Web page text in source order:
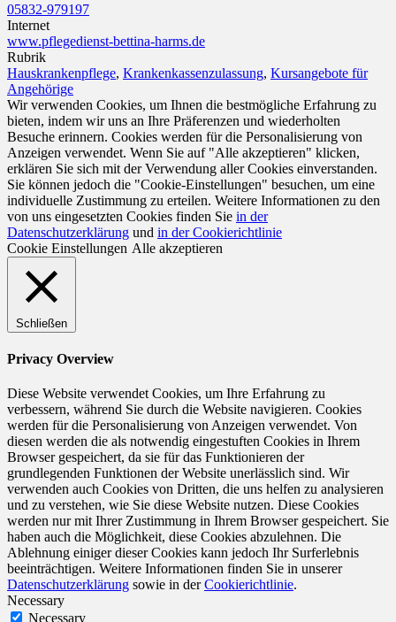
05832-979197
Internet
www.pflegedienst-bettina-harms.de
Rubrik
Hauskrankenpflege, Krankenkassenzulassung, Kursangebote für
Angehörige
Wir verwenden Cookies, um Ihnen die bestmögliche Erfahrung zu
bieten, indem wir uns an Ihre Präferenzen und wiederholten
Besuche erinnern. Cookies werden für die Personalisierung von
Anzeigen verwendet. Wenn Sie auf "Alle akzeptieren" klicken,
erklären Sie sich mit der Verwendung aller Cookies einverstanden.
Sie können jedoch die "Cookie-Einstellungen" besuchen, um eine
individuelle Zustimmung zu erteilen. Weitere Informationen zu den
von uns eingesetzten Cookies finden Sie in der
Datenschutzerklärung und in der Cookierichtlinie
Cookie Einstellungen Alle akzeptieren
Schließen
Privacy Overview
Diese Website verwendet Cookies, um Ihre Erfahrung zu
verbessern, während Sie durch die Website navigieren. Cookies
werden für die Personalisierung von Anzeigen verwendet. Von
diesen werden die als notwendig eingestuften Cookies in Ihrem
Browser gespeichert, da sie für das Funktionieren der
grundlegenden Funktionen der Website unerlässlich sind. Wir
verwenden auch Cookies von Dritten, die uns helfen zu analysieren
und zu verstehen, wie Sie diese Website nutzen. Diese Cookies
werden nur mit Ihrer Zustimmung in Ihrem Browser gespeichert. Sie
haben auch die Möglichkeit, diese Cookies abzulehnen. Die
Ablehnung einiger dieser Cookies kann jedoch Ihr Surferlebnis
beeinträchtigen. Weitere Informationen finden Sie in unserer
Datenschutzerklärung sowie in derCookierichtlinie.
Necessary
Necessary